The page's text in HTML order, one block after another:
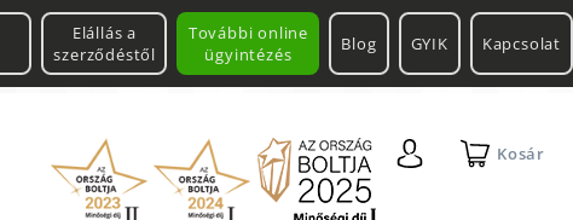
További online
ügyintézés
Elállás a
szerződéstől
Blog GYIK Kapcsolat
Kosár